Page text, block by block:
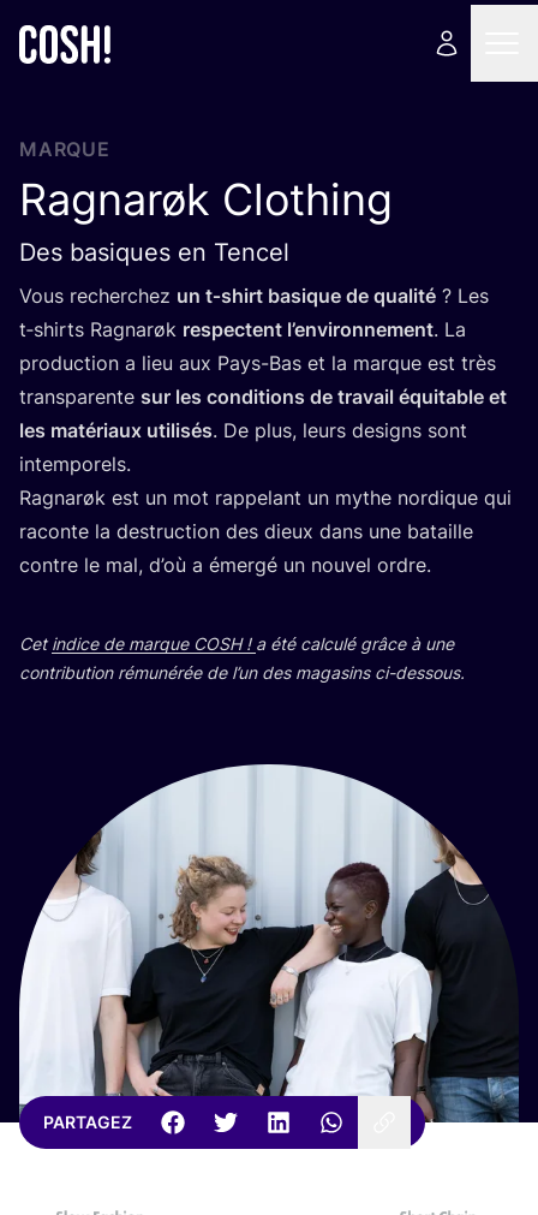
MARQUE
Ragnarøk Clothing
Des basiques en Tencel
Vous recher­chez un t‑shirt basique de qua­li­té ? Les
t‑shirts Ragnarøk res­pectent l’environnement. La
pro­duc­tion a lieu aux Pays-Bas et la marque est très
trans­pa­rente sur les condi­tions de tra­vail équi­table et
les maté­riaux uti­li­sés. De plus, leurs desi­gns sont
intemporels.
Ragnarøk est un mot rap­pe­lant un mythe nor­dique qui
raconte la des­truc­tion des dieux dans une bataille
contre le mal, d’où a émer­gé un nou­vel ordre.
Cetindice de marque COSH! a été cal­cu­lé grâce à une
contri­bu­tion rému­né­rée de l’un des maga­sins ci-dessous.
PARTAGEZ